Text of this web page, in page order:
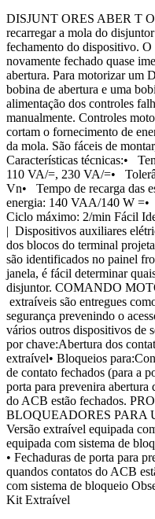
DISJUNT ORES ABER T
recarregar a mola do
fechamento do dispositivo. O
novamente fechado quase
abertura. Para motorizar um
bobina de abertura e uma
alimentação dos controles
manualmente. Controles
cortam o fornecimento de
da mola. São fáceis de
Características técnicas:•
110 VA/=, 230 VA/=•
Vn• Tempo de recarga das
energia: 140 VAA/140 W
Ciclo máximo: 2/min Fácil
| Dispositivos auxiliares
dos blocos do terminal
são identificados no painel
janela, é fácil determinar
disjuntor. COMANDO
extraíveis são entregues
segurança prevenindo o
vários outros dispositivos de
por chave:Abertura dos
extraível• Bloqueios
de contato fechados (para a
porta para prevenira abertura
do ACB estão fechados.
BLOQUEADORES PARA
Versão extraível equipada
equipada com sistema de
• Fechaduras de porta para
quandos contatos do ACB
com sistema de bloqueio
Kit Extraível